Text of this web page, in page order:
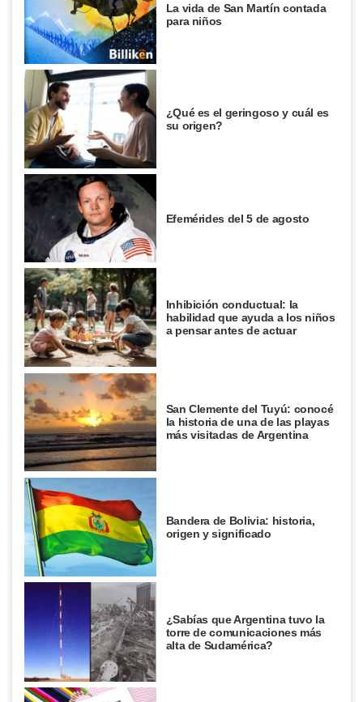
La vida de San Martín contada
para niños
¿Qué es el geringoso y cuál es
su origen?
Efemérides del 5 de agosto
Inhibición conductual: la
habilidad que ayuda a los niños
a pensar antes de actuar
San Clemente del Tuyú: conocé
la historia de una de las playas
más visitadas de Argentina
Bandera de Bolivia: historia,
origen y significado
¿Sabías que Argentina tuvo la
torre de comunicaciones más
alta de Sudamérica?